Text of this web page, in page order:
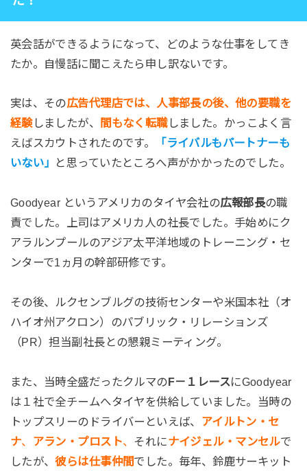
英会話ができるようになって、どのような仕事をしてき
たか。自慢話に聞こえたら申し訳ないです。
実は、その広告代理店では、人事部長の後、他の要職を
経験しましたが、 間もなく転職しました。かっこよく言
えばスカウトされたのです。
「ライバルもパートナーも
いない」
と思っていたところへ声がかかったのでした。
Goodyear というアメリカのタイヤ会社の広報部長の職
責でした。上司はアメリカ人の社長でした。手始めにク
アラルンプールのアジア太平洋地域のトレーニング・セ
ンターで1ヵ月の幹部研修です。
その後、ルクセンブルグの技術センターや米国本社（オ
ハイオ州アクロン）のパブリック・リレーションズ
（PR）担当副社長との懇親ミーティング。
また、当時全盛だったクルマのF－１レースにGoodyear
は１社で全チームへタイヤを供給していました。当時の
トップスリーのドライバーといえば、 アイルトン・セ
ナ、 アラン・プロスト、 それにナイジェル・マンセルで
したが、彼らは仕事仲間でした。毎年、鈴鹿サーキット